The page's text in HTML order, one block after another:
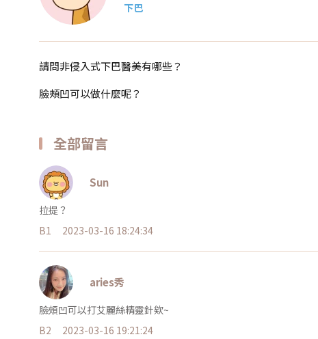
下巴
請問非侵入式下巴醫美有哪些？
臉頰凹可以做什麼呢？
全部留言
Sun
拉提？
B1
2023-03-16 18:24:34
aries秀
臉頰凹可以打艾麗絲精靈針欸~
B2
2023-03-16 19:21:24